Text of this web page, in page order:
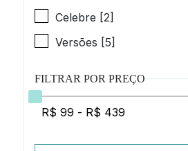
Celebre [2]
Versões [5]
FILTRAR POR PREÇO